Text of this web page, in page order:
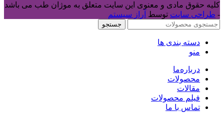
کلیه حقوق مادی و معنوی این سایت متعلق به موژان طب می باشد
- طراحی سایت توسط آراز سیستم
جستجو
دسته بندی ها
منو
درباره‌ما
محصولات
مقالات
فیلم محصولات
تماس با ما